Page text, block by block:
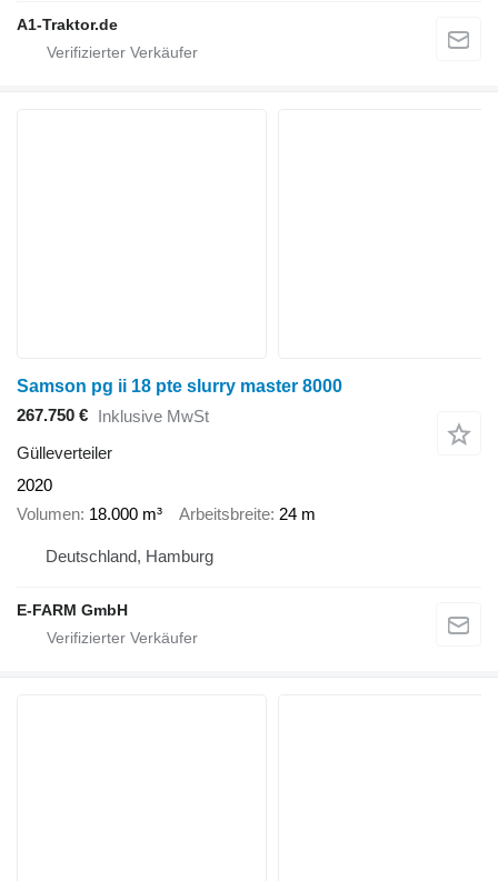
A1-Traktor.de
Samson pg ii 18 pte slurry master 8000
267.750 €
Inklusive MwSt
Gülleverteiler
2020
Volumen 18.000 m³ Arbeitsbreite 24 m
Deutschland, Hamburg
E-FARM GmbH